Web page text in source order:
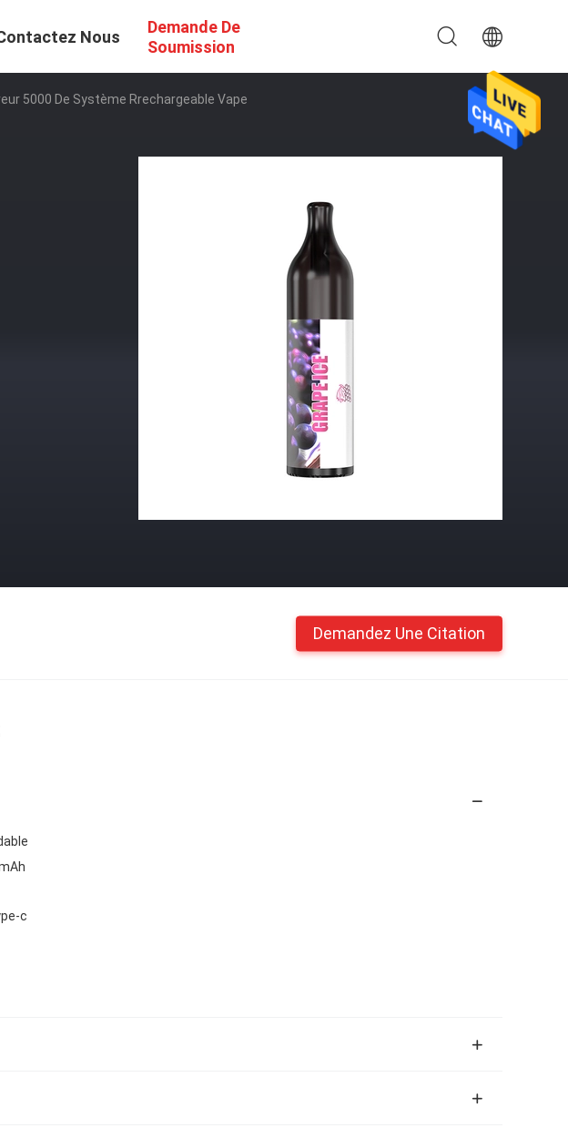
Nous
Demande De
Soumission
5000 De Système Rrechargeable Vape
Demandez Une Citation
c